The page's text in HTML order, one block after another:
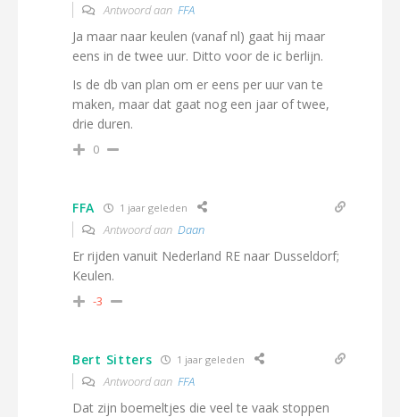
Antwoord aan FFA
Ja maar naar keulen (vanaf nl) gaat hij maar
eens in de twee uur. Ditto voor de ic berlijn.
Is de db van plan om er eens per uur van te
maken, maar dat gaat nog een jaar of twee,
drie duren.
0
FFA 1 jaar geleden
Antwoord aan Daan
Er rijden vanuit Nederland RE naar Dusseldorf;
Keulen.
-3
Bert Sitters 1 jaar geleden
Antwoord aan FFA
Dat zijn boemeltjes die veel te vaak stoppen